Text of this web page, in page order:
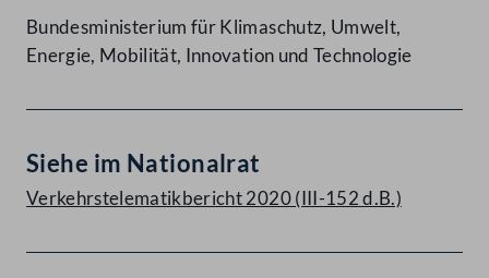
Bundesministerium für Klimaschutz, Umwelt,
Energie, Mobilität, Innovation und Technologie
Siehe im Nationalrat
Verkehrstelematikbericht 2020 (III-152 d.B.)